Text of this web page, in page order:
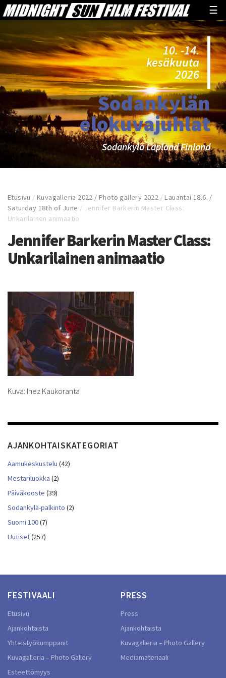
☰
10. -14.
kesäkuuta
2026
Sodankylän
elokuvajuhlat
Sodankylä Lapland Finland
Etusivu /Kuvagalleria 2022 / Photo gallery 2022 /Lauantai 18.6. /
Saturday 18th of June / Jennifer Barkerin Master Class:
Unkarilainen animaatio
Jennifer Barkerin Master Class:
Unkarilainen animaatio
Kuva: Inez Kaukoranta
AJANKOHTAISKATEGORIAT
Aamukeskustelu (42)
Mestariluokka (2)
Päiväkooste (39)
Sodankylä-palkinto (2)
Suomi 100(7)
Uutiset(257)
FESTIVAALI
Etusivu
Ajankohtaista
Yhteistyökumppanit
Kuvagalleria – Photo Gallery
Esteettömyys
PRESS
Press
Ajankohtaista
Kuvagalleria – Photo Gallery
Mediamateriaali